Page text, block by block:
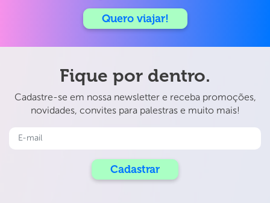
Quero viajar!
Fique por dentro.
Cadastre-se em nossa newsletter e receba promoções,
novidades, convites para palestras e muito mais!